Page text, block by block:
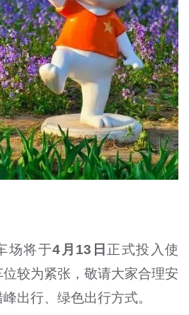
场将于4月13日 正式投入使
较为紧张，敬请大家合理安
出行、绿色出行方式。